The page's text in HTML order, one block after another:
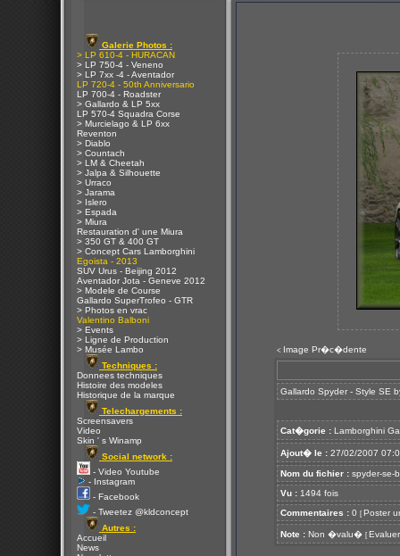
Galerie Photos :
> LP 610-4 - HURACAN
> LP 750-4 - Veneno
> LP 7xx -4 - Aventador
LP 720-4 - 50th Anniversario
LP 700-4 - Roadster
> Gallardo & LP 5xx
LP 570-4 Squadra Corse
> Murcielago & LP 6xx
Reventon
> Diablo
> Countach
> LM & Cheetah
> Jalpa & Silhouette
> Urraco
> Jarama
> Islero
> Espada
> Miura
Restauration d' une Miura
> 350 GT & 400 GT
> Concept Cars Lamborghini
Egoista - 2013
SUV Urus - Beijing 2012
Aventador Jota - Geneve 2012
> Modele de Course
Gallardo SuperTrofeo - GTR
> Photos en vrac
Valentino Balboni
> Events
> Ligne de Production
> Musée Lambo
Techniques :
Donnees techniques
Histoire des modeles
Historique de la marque
Telechargements :
Screensavers
Video
Skin ' s Winamp
Social network :
- Video Youtube
- Instagram
- Facebook
- Tweetez @kldconcept
Autres :
Accueil
News
< Image Pr�c�dente
Gallardo Spyder - Style SE
Cat�gorie : Lamborghini
Ajout� le : 27/02/2007
Nom du fichier : spyder-se-
Vu : 1494 fois
Commentaires : 0 [ Poster
Note : Non �valu� [ Evaluer